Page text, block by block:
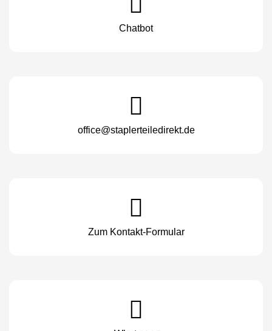
Chatbot
office@staplerteiledirekt.de
Zum Kontakt-Formular